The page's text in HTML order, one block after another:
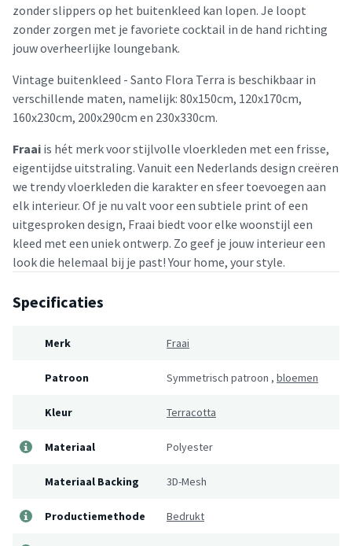
zonder slippers op het buitenkleed kan lopen. Je loopt
zonder zorgen met je favoriete cocktail in de hand richting
jouw overheerlijke loungebank.
Vintage buitenkleed - Santo Flora Terra is beschikbaar in
verschillende maten, namelijk: 80x150cm, 120x170cm,
160x230cm, 200x290cm en 230x330cm.
Fraai is hét merk voor stijlvolle vloerkleden met een frisse,
eigentijdse uitstraling. Vanuit een Nederlands design creëren
we trendy vloerkleden die karakter en sfeer toevoegen aan
elk interieur. Of je nu valt voor een subtiele print of een
uitgesproken design, Fraai biedt voor elke woonstijl een
kleed met een uniek ontwerp. Zo geef je jouw interieur een
look die helemaal bij je past! Your home, your style.
Specificaties
Merk Fraai
Patroon Symmetrisch patroon , bloemen
Kleur Terracotta
Materiaal Polyester
Materiaal Backing 3D-Mesh
Productiemethode Bedrukt